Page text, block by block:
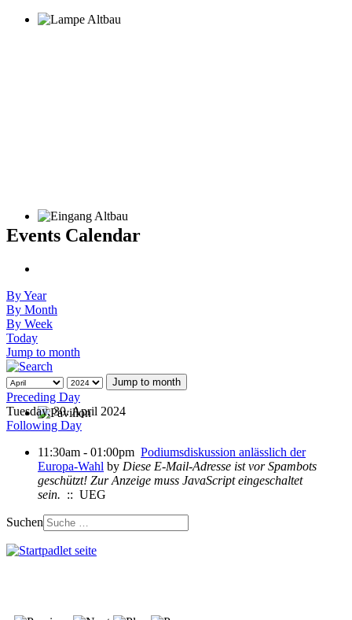
Events Calendar
By Year
By Month
By Week
Today
Jump to month
Jump to month
Preceding Day
Tuesday, 30. April 2024
Following Day
11:30am - 01:00pm Podiumsdiskussion anlässlich der
Europa-Wahl by Diese E-Mail-Adresse ist vor Spambots
geschützt! Zur Anzeige muss JavaScript eingeschaltet
sein. :: UEG
Suchen